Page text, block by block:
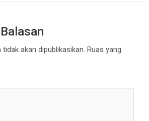
akan dipublikasikan. Ruas yang